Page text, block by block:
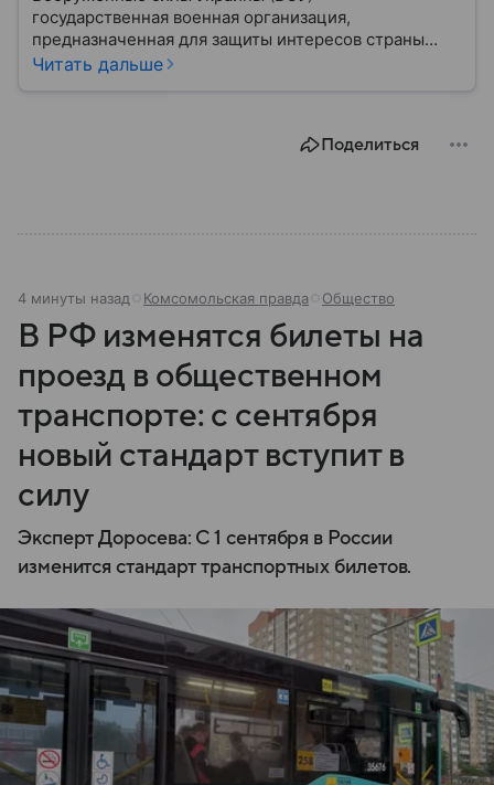
государственная военная организация,
предназначенная для защиты интересов страны
военным путем. Была создана после
Читать дальше
Поделиться
4 минуты назад Комсомольская правда Общество
В РФ изменятся билеты на
проезд в общественном
транспорте: с сентября
новый стандарт вступит в
силу
Эксперт Доросева: С 1 сентября в России
изменится стандарт транспортных билетов.